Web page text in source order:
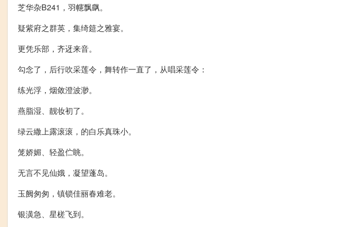
芝华杂B241，羽幰飘飖。
疑紫府之群英，集绮筵之雅宴。
更凭乐部，齐迓来音。
勾念了，后行吹采莲令，舞转作一直了，从唱采莲令：
练光浮，烟敛澄波渺。
燕脂湿、靓妆初了。
绿云繖上露滚滚，的白乐真珠小。
笼娇媚、轻盈伫眺。
无言不见仙娥，凝望蓬岛。
玉阙匆匆，镇锁佳丽春难老。
银潢急、星槎飞到。